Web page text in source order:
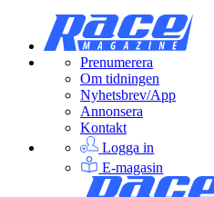
Prenumerera
Om tidningen
Nyhetsbrev/App
Annonsera
Kontakt
Logga in
E-magasin